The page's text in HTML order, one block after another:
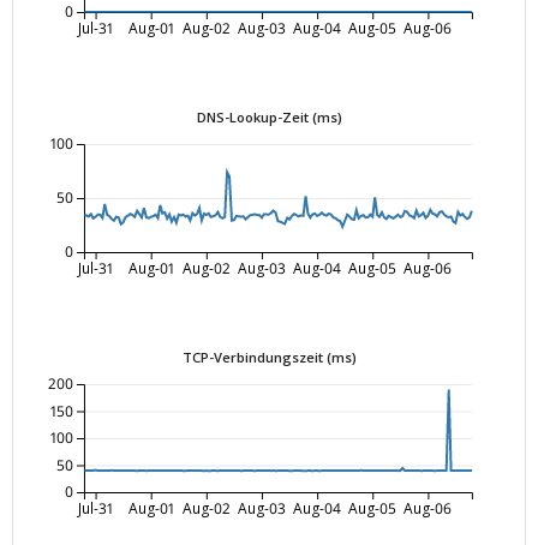
Jul-31 Aug-01 Aug-02 Aug-03 Aug-04 Aug-05 Aug-06
0
DNS-Lookup-Zeit (ms)
Jul-31 Aug-01 Aug-02 Aug-03 Aug-04 Aug-05 Aug-06
0
50
100
TCP-Verbindungszeit (ms)
Jul-31 Aug-01 Aug-02 Aug-03 Aug-04 Aug-05 Aug-06
0
50
100
150
200